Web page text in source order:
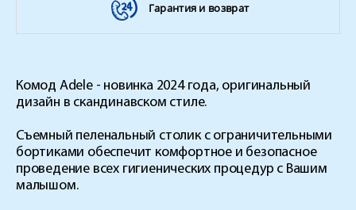
Гарантия и возврат
Комод Adele - новинка 2024 года, оригинальный
дизайн в скандинавском стиле.
Съемный пеленальный столик с ограничительными
бортиками обеспечит комфортное и безопасное
проведение всех гигиенических процедур с Вашим
малышом.